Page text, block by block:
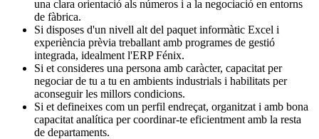
una clara orientació als números i a la negociació en entorns
de fàbrica.
Si disposes d'un nivell alt del paquet informàtic Excel i
experiència prèvia treballant amb programes de gestió
integrada, idealment l'ERP Fénix.
Si et consideres una persona amb caràcter, capacitat per
negociar de tu a tu en ambients industrials i habilitats per
aconseguir les millors condicions.
Si et defineixes com un perfil endreçat, organitzat i amb bona
capacitat analítica per coordinar-te eficientment amb la resta
de departaments.